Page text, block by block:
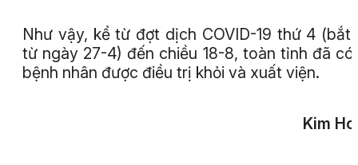
Như vậy, kể từ đợt dịch COVID-19 thứ 4 (bắt
từ ngày 27-4) đến chiều 18-8, toàn tỉnh đã có
bệnh nhân được điều trị khỏi và xuất viện.
Kim